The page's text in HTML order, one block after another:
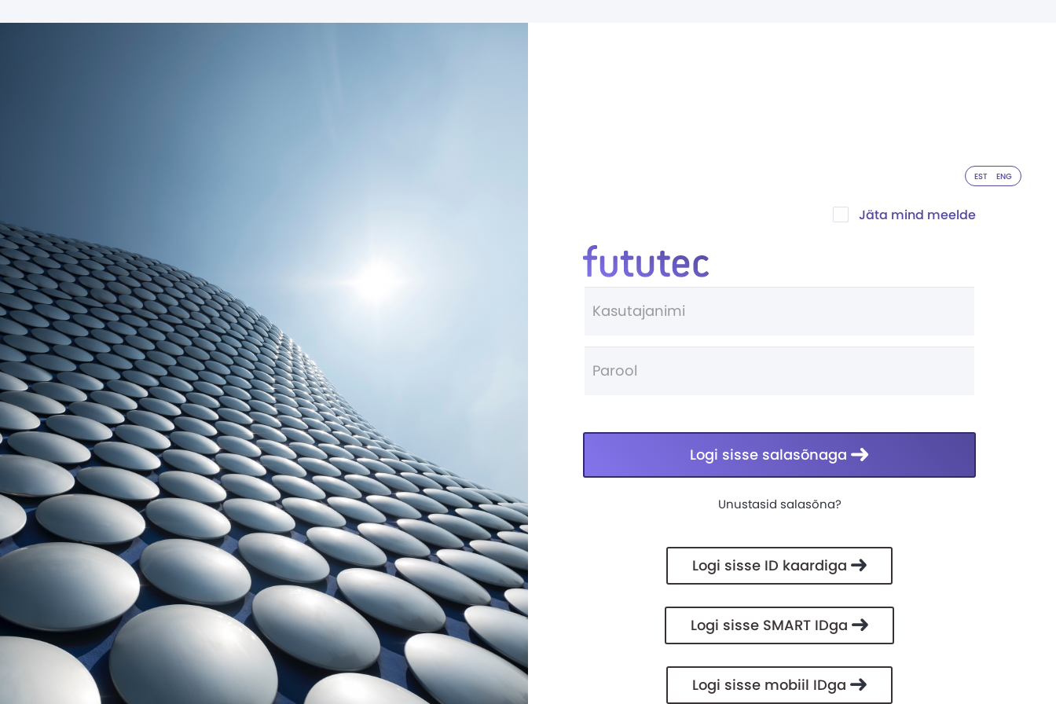
EST ENG
Jäta mind meelde
Logi sisse salasõnaga
Unustasid salasõna?
Logi sisse ID kaardiga
Logi sisse SMART IDga
Logi sisse mobiil IDga